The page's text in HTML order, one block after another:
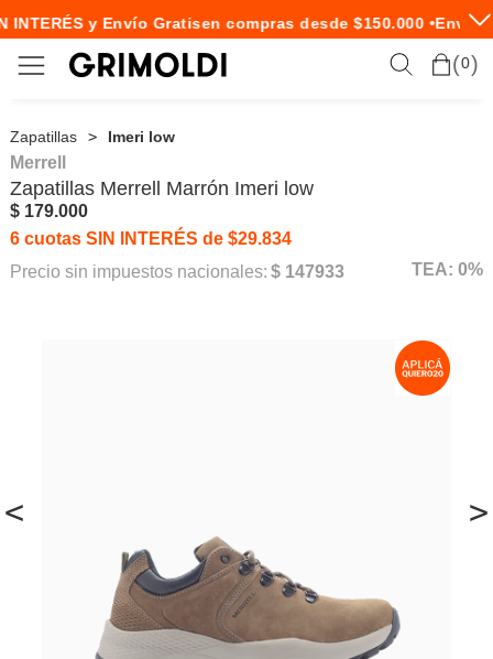
INTERÉS y Envío Gratisen compras desde $150.000 •Envío
0
Zapatillas Imeri low
< >
Merrell
Zapatillas Merrell Marrón Imeri low
$ 179.000
6 cuotas SIN INTERÉS de $29.834
Precio sin impuestos nacionales: $ 147933 TEA: 0%